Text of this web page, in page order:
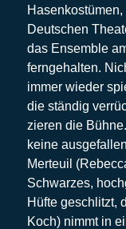
Deutschen
das Ensemble
ferngehalten.
immer wieder
die ständig
zieren die
keine
Merteuil
Schwarzes,
Hüfte geschlitzt,
Koch) nimmt in